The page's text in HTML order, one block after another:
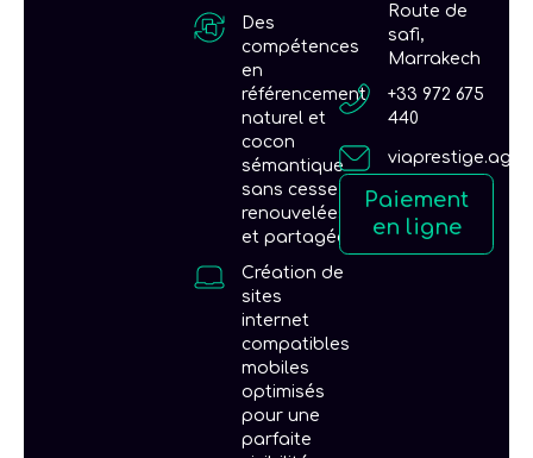
Des
compétences
en
référencement
naturel et
cocon
sémantique
sans cesse
renouvelées
et partagées
Création de
sites
internet
compatibles
mobiles
optimisés
pour une
parfaite
Route de
safi,
Marrakech
+33 972 675
440
Paiement
en ligne